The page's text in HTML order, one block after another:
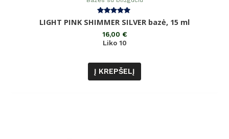
Įvertinimas:
5.00
iš 5
LIGHT PINK SHIMMER SILVER bazė, 15 ml
16,00 €
Liko 10
Į KREPŠELĮ